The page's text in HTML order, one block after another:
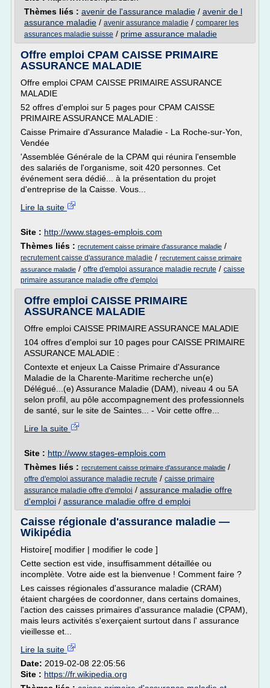
Thèmes liés : avenir de l'assurance maladie / avenir de l
assurance maladie / avenir assurance maladie / comparer les
assurances maladie suisse / prime assurance maladie
Offre emploi CPAM CAISSE PRIMAIRE
ASSURANCE MALADIE
Offre emploi CPAM CAISSE PRIMAIRE ASSURANCE
MALADIE
52 offres d'emploi sur 5 pages pour CPAM CAISSE
PRIMAIRE ASSURANCE MALADIE :
Caisse Primaire d'Assurance Maladie - La Roche-sur-Yon,
Vendée
'Assemblée Générale de la CPAM qui réunira l'ensemble
des salariés de l'organisme, soit 420 personnes. Cet
événement sera dédié... à la présentation du projet
d'entreprise de la Caisse. Vous...
Lire la suite
Site : http://www.stages-emplois.com
Thèmes liés : recrutement caisse primaire d'assurance maladie /
recrutement caisse d'assurance maladie / recrutement caisse primaire
assurance maladie / offre d'emploi assurance maladie recrute / caisse
primaire assurance maladie offre d'emploi
Offre emploi CAISSE PRIMAIRE
ASSURANCE MALADIE
Offre emploi CAISSE PRIMAIRE ASSURANCE MALADIE
104 offres d'emploi sur 10 pages pour CAISSE PRIMAIRE
ASSURANCE MALADIE :
Contexte et enjeux La Caisse Primaire d'Assurance
Maladie de la Charente-Maritime recherche un(e)
Délégué...(e) Assurance Maladie (DAM), niveau 4 ou 5A
selon profil, au pôle accompagnement des professionnels
de santé, sur le site de Saintes... - Voir cette offre...
Lire la suite
Site : http://www.stages-emplois.com
Thèmes liés : recrutement caisse primaire d'assurance maladie /
offre d'emploi assurance maladie recrute / caisse primaire
assurance maladie offre d'emploi / assurance maladie offre
d'emploi / assurance maladie offre d emploi
Caisse régionale d'assurance maladie —
Wikipédia
Histoire[ modifier | modifier le code ]
Cette section est vide, insuffisamment détaillée ou
incomplète. Votre aide est la bienvenue ! Comment faire ?
Les caisses régionales d'assurance maladie (CRAM)
étaient chargées de coordonner, dans certains domaines,
l'action des caisses primaires d'assurance maladie (CPAM),
mais leurs activités s'exerçaient surtout dans l' assurance
vieillesse et...
Lire la suite
Date: 2019-02-08 22:05:56
Site : https://fr.wikipedia.org